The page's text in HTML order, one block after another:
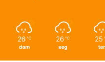
26 ℃
dom
26 ℃
seg
25
ter